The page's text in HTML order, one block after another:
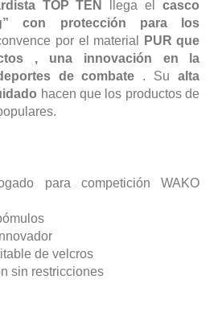
TOP TEN llega elcasco
con protección para los
por el material
PUR que
, una innovación en la
de combate . Sualta
hacen que los productos de
para competición WAKO
de velcros
sin restricciones